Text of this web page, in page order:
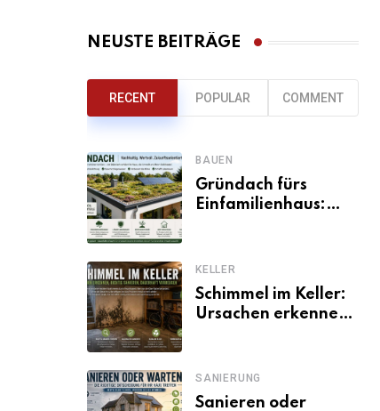
NEUSTE BEITRÄGE
RECENT POPULAR COMMENT
BAUEN
Gründach fürs
Einfamilienhaus:
ökologische Wirkung
KELLER
Schimmel im Keller:
Ursachen erkennen
SANIERUNG
Sanieren oder